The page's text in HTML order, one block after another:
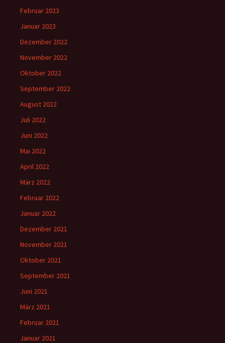
Februar 2023
Januar 2023
Dezember 2022
November 2022
Oktober 2022
September 2022
August 2022
Juli 2022
Juni 2022
Mai 2022
April 2022
März 2022
Februar 2022
Januar 2022
Dezember 2021
November 2021
Oktober 2021
September 2021
Juni 2021
März 2021
Februar 2021
Januar 2021